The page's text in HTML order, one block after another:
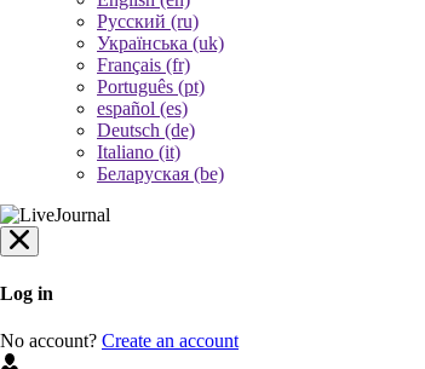
Русский (ru)
Українська (uk)
Français (fr)
Português (pt)
español (es)
Deutsch (de)
Italiano (it)
Беларуская (be)
Log in
No account? Create an account